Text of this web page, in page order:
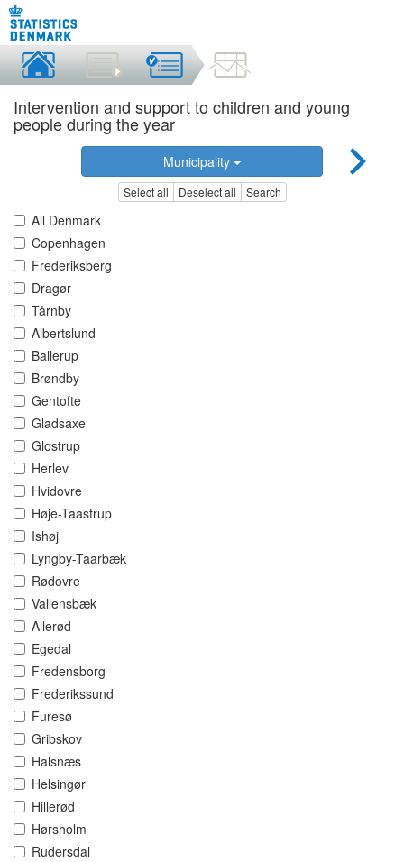
Intervention and support to children and young
people during the year
Municipality
Select all Deselect all Search
All Denmark
Copenhagen
Frederiksberg
Dragør
Tårnby
Albertslund
Ballerup
Brøndby
Gentofte
Gladsaxe
Glostrup
Herlev
Hvidovre
Høje-Taastrup
Ishøj
Lyngby-Taarbæk
Rødovre
Vallensbæk
Allerød
Egedal
Fredensborg
Frederikssund
Furesø
Gribskov
Halsnæs
Helsingør
Hillerød
Hørsholm
Rudersdal